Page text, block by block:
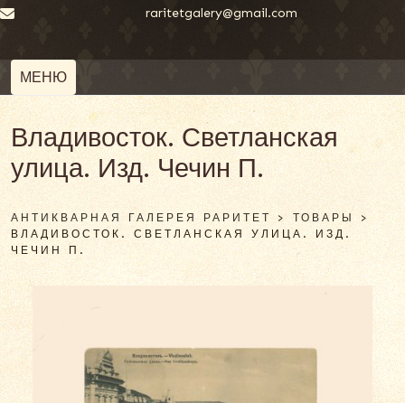
raritetgalery@gmail.com
МЕНЮ
Владивосток. Светланская
улица. Изд. Чечин П.
АНТИКВАРНАЯ ГАЛЕРЕЯ РАРИТЕТ > ТОВАРЫ >
ВЛАДИВОСТОК. СВЕТЛАНСКАЯ УЛИЦА. ИЗД.
ЧЕЧИН П.